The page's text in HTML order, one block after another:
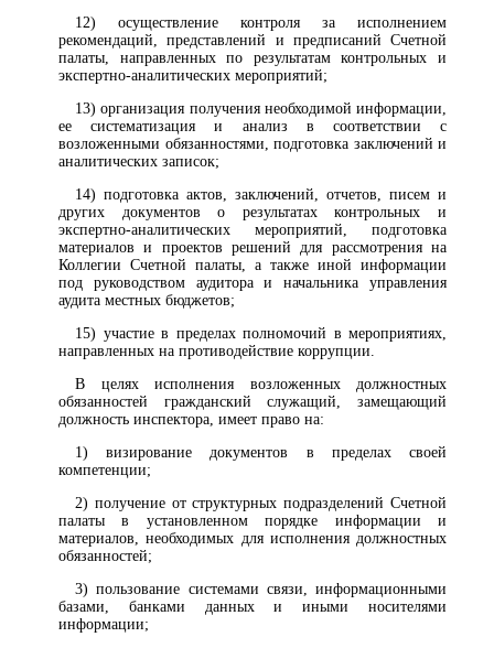
12) осуществление контроля за исполнением
рекомендаций, представлений и предписаний Счетной
палаты, направленных по результатам контрольных и
экспертно-аналитических мероприятий;
13) организация получения необходимой информации,
ее систематизация и анализ в соответствии с
возложенными обязанностями, подготовка заключений и
аналитических записок;
14) подготовка актов, заключений, отчетов, писем и
других документов о результатах контрольных и
экспертно-аналитических мероприятий, подготовка
материалов и проектов решений для рассмотрения на
Коллегии Счетной палаты, а также иной информации
под руководством аудитора и начальника управления
аудита местных бюджетов;
15) участие в пределах полномочий в мероприятиях,
направленных на противодействие коррупции.
В целях исполнения возложенных должностных
обязанностей гражданский служащий, замещающий
должность инспектора, имеет право на:
1) визирование документов в пределах своей
компетенции;
2) получение от структурных подразделений Счетной
палаты в установленном порядке информации и
материалов, необходимых для исполнения должностных
обязанностей;
3) пользование системами связи, информационными
базами, банками данных и иными носителями
информации;